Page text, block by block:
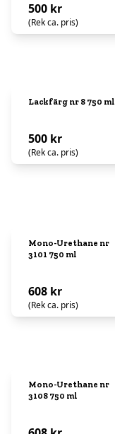
500 kr
(Rek ca. pris)
Lackfärg nr 8 750 ml
500 kr
(Rek ca. pris)
Mono-Urethane nr
3101 750 ml
608 kr
(Rek ca. pris)
Mono-Urethane nr
3108 750 ml